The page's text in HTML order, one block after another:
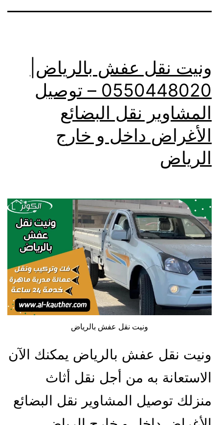
ونيت نقل عفش بالرياض|
0550448020 – توصيل
المشاوير نقل البضائع
الأغراض داخل و خارج
الرياض
ونيت نقل عفش بالرياض
ونيت نقل عفش بالرياض يمكنك الآن
الاستعانة به من أجل نقل أثاث
منزلك توصيل المشاوير نقل البضائع